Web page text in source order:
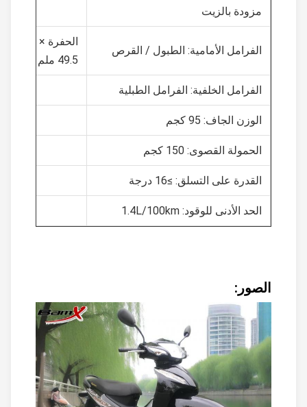
مزودة بالزيت
الفرامل الأمامية: الطبول / القرص
الفرامل الخلفية: الفرامل الطبلية
الوزن الجاف: 95 كجم
الحمولة القصوى: 150 كجم
القدرة على التسلق: ≥16 درجة
الحد الأدنى للوقود: 1.4L/100km
الصور: